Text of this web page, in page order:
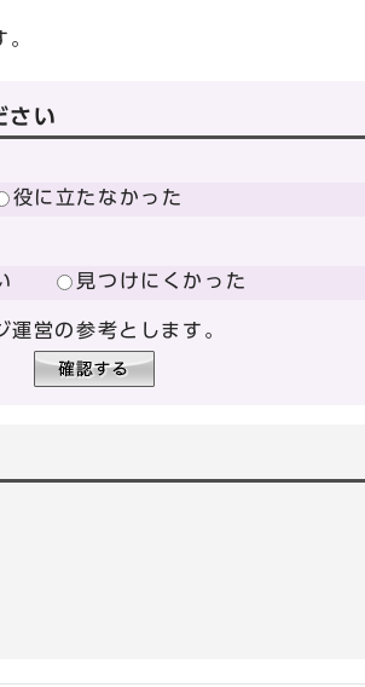
さい
役に立たなかった
見つけにくかった
営の参考とします。